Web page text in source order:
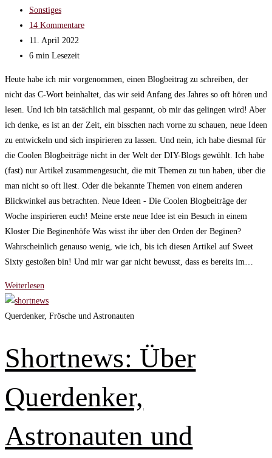
veröffentlicht:
Beitrags-
Kategorie:
Sonstiges
Beitrags-
Kommentare:
14 Kommentare
Beitrag
zuletzt
11. April 2022
Lesedauer:
6 min Lesezeit
Heute habe ich mir vorgenommen, einen Blogbeitrag zu schreiben, der
nicht das C-Wort beinhaltet, das wir seid Anfang des Jahres so oft hören und
lesen. Und ich bin tatsächlich mal gespannt, ob mir das gelingen wird! Aber
ich denke, es ist an der Zeit, ein bisschen nach vorne zu schauen, neue Ideen
zu entwickeln und sich inspirieren zu lassen. Und nein, ich habe diesmal für
die Coolen Blogbeiträge nicht in der Welt der DIY-Blogs gewühlt. Ich habe
(fast) nur Artikel zusammengesucht, die mit Themen zu tun haben, über die
man nicht so oft liest. Oder die bekannte Themen von einem anderen
Blickwinkel aus betrachten. Neue Ideen - Die Coolen Blogbeiträge der
Woche inspirieren euch! Meine erste neue Idee ist ein Besuch in einem
Kloster Die Beginenhöfe Was wisst ihr über den Orden der Beginen?
Wahrscheinlich genauso wenig, wie ich, bis ich diesen Artikel auf Sweet
Sixty gestoßen bin! Und mir war gar nicht bewusst, dass es bereits im…
Weiterlesen
Ideen
–
Blogbeiträge
inspirieren
Querdenker, Frösche und Astronauten
Shortnews: Über
Querdenker,
Astronauten und